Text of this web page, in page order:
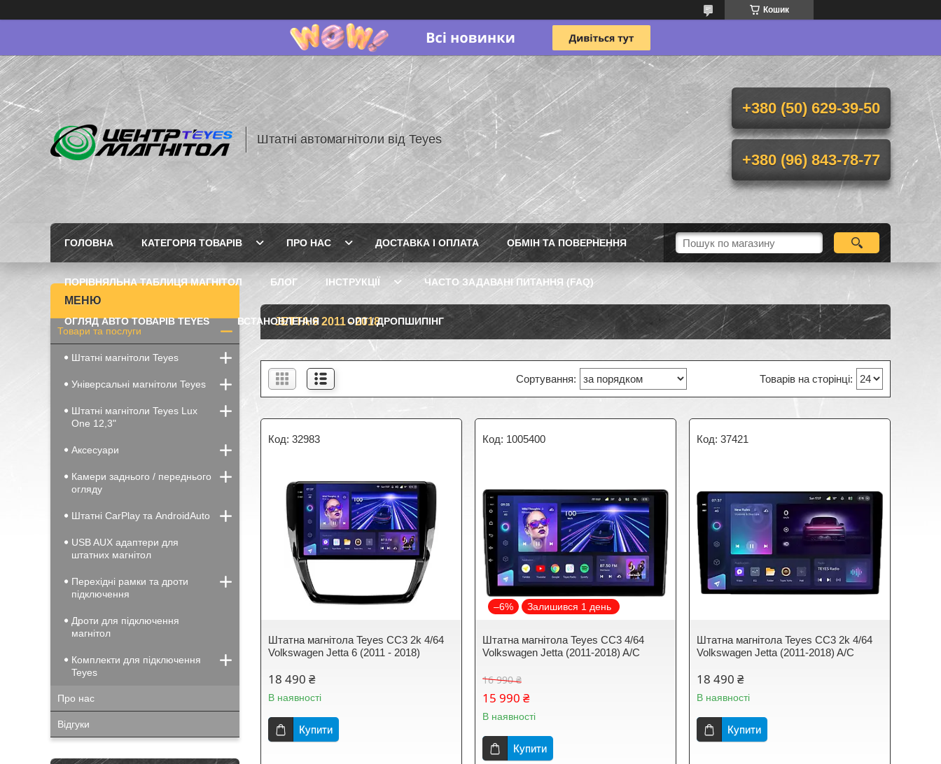
Кошик
Штатні автомагнітоли від Teyes
+380 (50) 629-39-50
+380 (96) 843-78-77
ГОЛОВНА КАТЕГОРІЯ ТОВАРІВ ПРО НАС ДОСТАВКА І ОПЛАТА ОБМІН ТА ПОВЕРНЕННЯ
ПОРІВНЯЛЬНА ТАБЛИЦЯ МАГНІТОЛ БЛОГ ІНСТРУКЦІЇ ЧАСТО ЗАДАВАНІ ПИТАННЯ (FAQ)
ОГЛЯД АВТО ТОВАРІВ TEYES ВСТАНОВЛЕННЯ ОПТ / ДРОПШИПІНГ
JETTA 6 2011 - 2018
32983
Штатна магнітола Teyes CC3 2k 4/64
Volkswagen Jetta 6 (2011 - 2018)
18 490 ₴
В наявності
Купити
1005400
–6% Залишився 1 день
Штатна магнітола Teyes CC3 4/64
Volkswagen Jetta (2011-2018) A/C
16 990 ₴
15 990 ₴
В наявності
Купити
37421
Штатна магнітола Teyes CC3 2k 4/64
Volkswagen Jetta (2011-2018) A/C
18 490 ₴
В наявності
Купити
Товари та послуги
Штатні магнітоли Teyes
Універсальні магнітоли Teyes
Штатні магнітоли Teyes Lux
One 12,3"
Аксесуари
Камери заднього / переднього
огляду
Штатні CarPlay та AndroidAuto
USB AUX адаптери для
штатних магнітол
Перехідні рамки та дроти
підключення
Дроти для підключення
магнітол
Комплекти для підключення
Teyes
Про нас
Відгуки